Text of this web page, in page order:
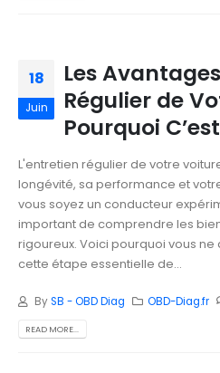
18
Juin
Les
Régulier de
Pourquoi
L'entretien régulier de votre
longévité, sa performance et
vous soyez un conducteur
important de comprendre les
rigoureux. Voici pourquoi vous
cette étape essentielle de...
BySB - OBD Diag OBD-Diag.fr
READ MORE...